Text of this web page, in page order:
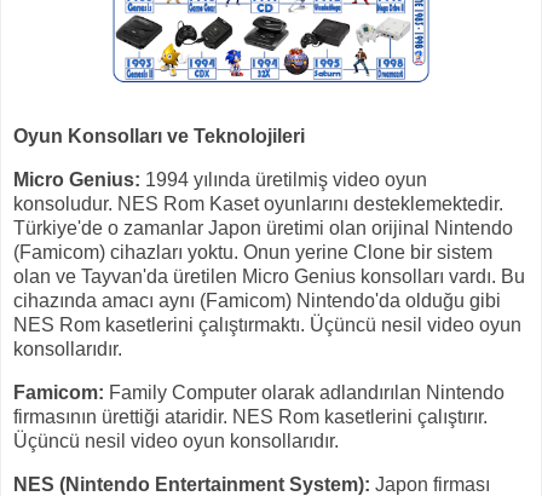
Oyun Konsolları ve Teknolojileri
Micro Genius: 1994 yılında üretilmiş video oyun
konsoludur. NES Rom Kaset oyunlarını desteklemektedir.
Türkiye'de o zamanlar Japon üretimi olan orijinal Nintendo
(Famicom) cihazları yoktu. Onun yerine Clone bir sistem
olan ve Tayvan'da üretilen Micro Genius konsolları vardı. Bu
cihazında amacı aynı (Famicom) Nintendo'da olduğu gibi
NES Rom kasetlerini çalıştırmaktı. Üçüncü nesil video oyun
konsollarıdır.
Famicom: Family Computer olarak adlandırılan Nintendo
firmasının ürettiği ataridir. NES Rom kasetlerini çalıştırır.
Üçüncü nesil video oyun konsollarıdır.
NES (Nintendo Entertainment System): Japon firması